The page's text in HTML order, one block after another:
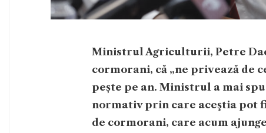
Ministrul Agriculturii, Petre
cormorani, că „ne privează de
pește pe an. Ministrul a mai
normativ prin care aceştia pot
de cormorani, care acum